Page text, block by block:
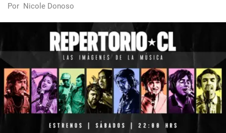
Por Nicole Donoso